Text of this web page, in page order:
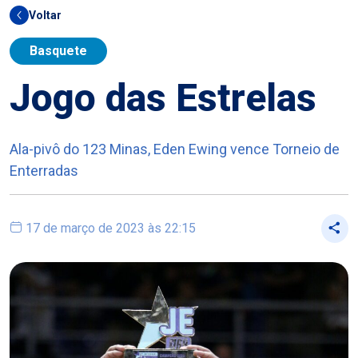
Voltar
Basquete
Jogo das Estrelas
Ala-pivô do 123 Minas, Eden Ewing vence Torneio de
Enterradas
17 de março de 2023 às 22:15